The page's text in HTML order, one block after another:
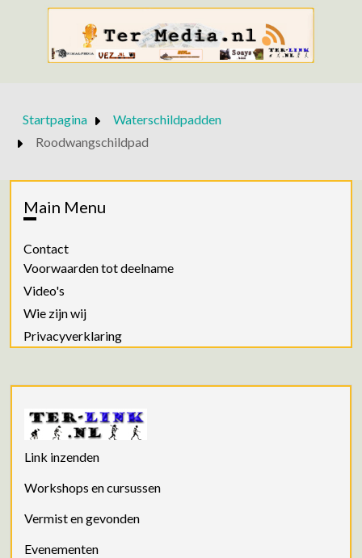
Startpagina
Waterschildpadden
Roodwangschildpad
Main Menu
Contact
Voorwaarden tot deelname
Video's
Wie zijn wij
Privacyverklaring
Link inzenden
Workshops en cursussen
Vermist en gevonden
Evenementen